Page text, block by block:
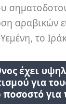
αραβικών
το
έχει
για
για